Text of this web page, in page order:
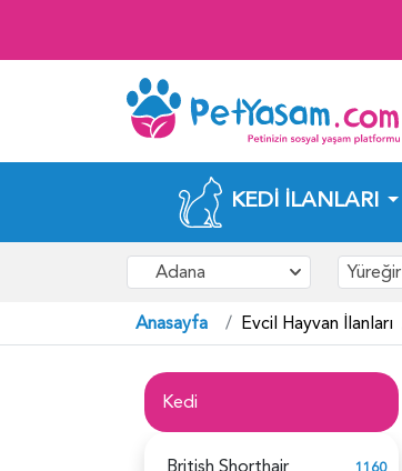
KEDI İLANLARI
Adana Yüreğir
Anasayfa Evcil Hayvan İlanları
Kedi
1160